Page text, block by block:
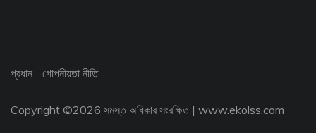
প্রধান গোপনীয়তা নীতি
Copyright ©2026 সমস্ত অধিকার সংরক্ষিত | www.ekolss.com